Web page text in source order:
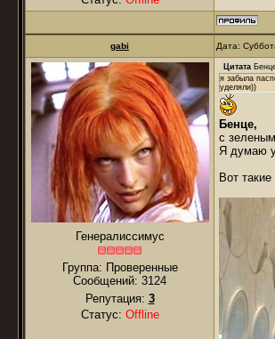
gabi Дата:
Генералиссимус
Группа: Проверенные
Сообщений: 3124
Репутация: 3
Статус: Offline
Цитата
я забыла
уделяли))
Бенце,
с
Я думаю
Вот такие